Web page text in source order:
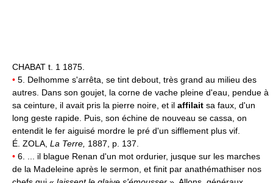
CHABAT t. 1 1875.
• 5. Delhomme s'arrêta, se tint debout, très grand au milieu des
autres. Dans son goujet, la corne de vache pleine d'eau, pendue à
sa ceinture, il avait pris la pierre noire, et il affilait sa faux, d'un
long geste rapide. Puis, son échine de nouveau se cassa, on
entendit le fer aiguisé mordre le pré d'un sifflement plus vif.
É. ZOLA, La Terre, 1887, p. 137.
• 6. ... il blague Renan d'un mot ordurier, jusque sur les marches
de la Madeleine après le sermon, et finit par anathémathiser nos